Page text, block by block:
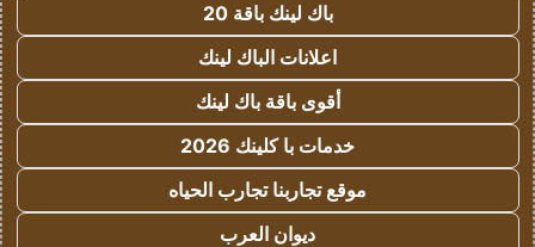
باك لينك باقة 20
اعلانات الباك لينك
أقوى باقة باك لينك
خدمات با كلينك 2026
موقع تجاربنا تجارب الحياه
ديوان العرب